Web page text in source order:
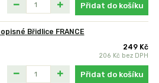
Přidat do košíku
Břidlice FRANCE
249 Kč
206 Kč bez DPH
Přidat do košíku